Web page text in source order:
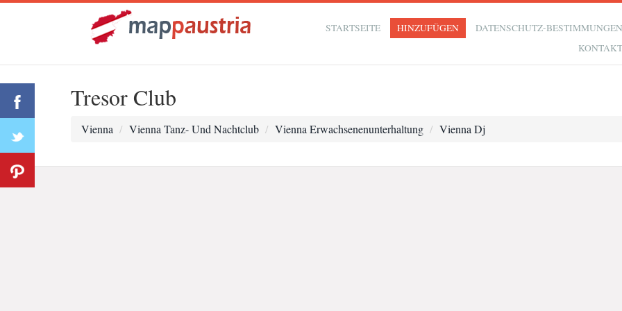
STARTSEITE HINZUFÜGEN
DATENSCHUTZ-
Tresor Club
Vienna Vienna Tanz- Und Nachtclub Vienna Erwachsenenunterhaltung Vienna Dj